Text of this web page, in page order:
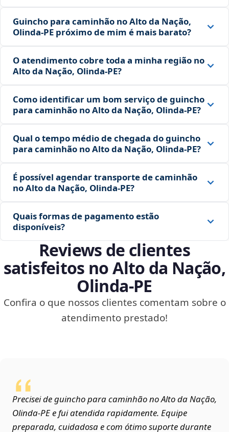
Guincho para caminhão no Alto da Nação,
Olinda‑PE próximo de mim é mais barato?
O atendimento cobre toda a minha região no
Alto da Nação, Olinda‑PE?
Como identificar um bom serviço de guincho
para caminhão no Alto da Nação, Olinda‑PE?
Qual o tempo médio de chegada do guincho
para caminhão no Alto da Nação, Olinda‑PE?
É possível agendar transporte de caminhão
no Alto da Nação, Olinda‑PE?
Quais formas de pagamento estão
disponíveis?
Reviews de clientes
satisfeitos no Alto da Nação,
Olinda‑PE
Confira o que nossos clientes comentam sobre o
atendimento prestado!
Precisei de guincho para caminhão no Alto da Nação,
Olinda‑PE e fui atendida rapidamente. Equipe
preparada, cuidadosa e com ótimo suporte durante